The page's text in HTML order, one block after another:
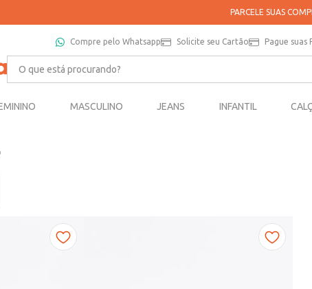
PARCELE SUAS
Compre pelo Whatsapp Solicite seu Cartão Pague suas
O que está procurando?
MASCULINO JEANS INFANTIL